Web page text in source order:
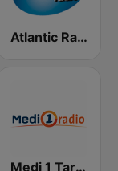
Atlantic Radio (أتلانتيك راديو)
Medi 1 Tarab (ميدى1 طرب)